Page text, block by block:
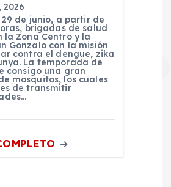
2026
29 de junio, a partir de
brigadas de salud
la Zona Centro y la
Gonzalo con la misión
contra el dengue, zika
La temporada de
consigo una gran
mosquitos, los cuales
de transmitir